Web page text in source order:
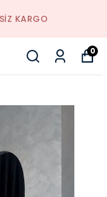
KARGO
0